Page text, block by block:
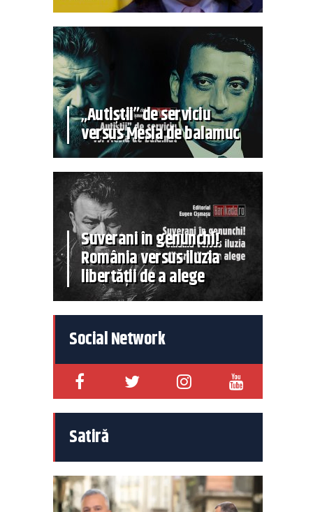
„Autiștii” de serviciu
versus Mesia de balamuc
Suverani în genunchi!
România versus iluzia
libertății de a alege
Social Network
Satiră